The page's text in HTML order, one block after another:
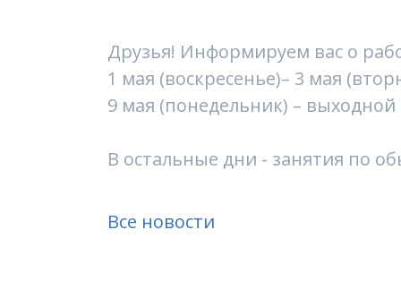
Друзья! Информируем вас о
1 мая (воскресенье)– 3 мая
9 мая (понедельник) – выходной
В остальные дни - занятия по
Все новости